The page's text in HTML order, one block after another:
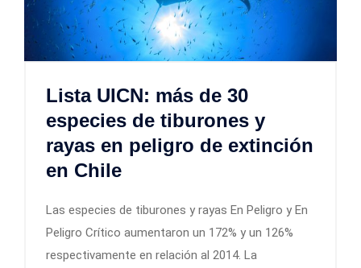
Lista UICN: más de 30
especies de tiburones y
rayas en peligro de extinción
en Chile
Las especies de tiburones y rayas En Peligro y En
Peligro Crítico aumentaron un 172% y un 126%
respectivamente en relación al 2014. La